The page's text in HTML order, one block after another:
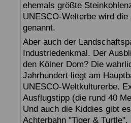
ehemals größte
UNESCO-Welterbe wird
genannt.
Aber auch der
Industriedenkmal. Der
den Kölner Dom? Die
Jahrhundert liegt am
UNESCO-Weltkulturerbe.
Ausflugstipp (die rund 40
Und auch die Kiddies gibt
Achterbahn "Tiger & Turtle".